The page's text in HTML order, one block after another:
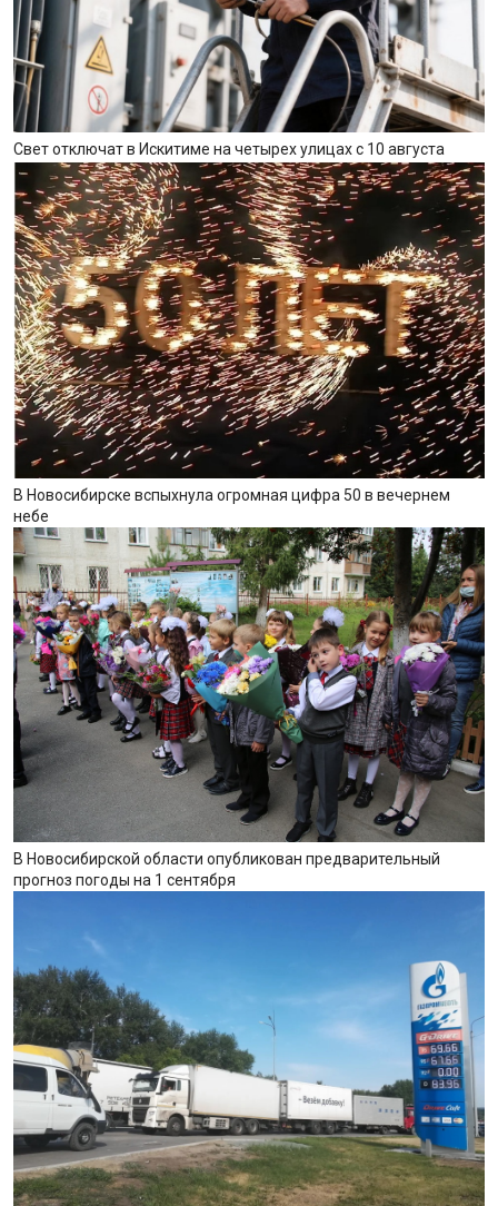
Свет отключат в Искитиме на четырех улицах с 10 августа
В Новосибирске вспыхнула огромная цифра 50 в вечернем
небе
В Новосибирской области опубликован предварительный
прогноз погоды на 1 сентября